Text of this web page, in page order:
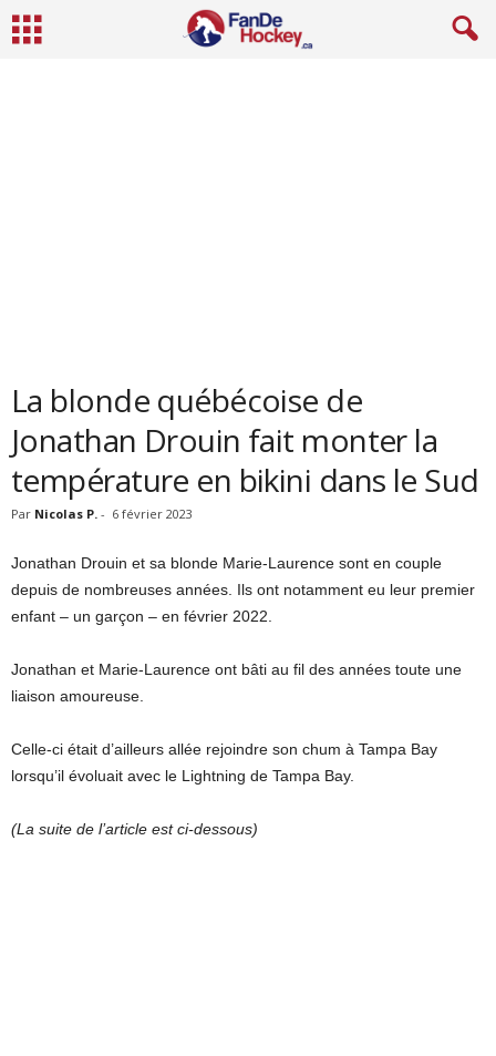
La blonde québécoise de
Jonathan Drouin fait monter la
température en bikini dans le Sud
Par Nicolas P. - 6 février 2023
Jonathan Drouin et sa blonde Marie-Laurence sont en couple
depuis de nombreuses années. Ils ont notamment eu leur premier
enfant – un garçon – en février 2022.
Jonathan et Marie-Laurence ont bâti au fil des années toute une
liaison amoureuse.
Celle-ci était d’ailleurs allée rejoindre son chum à Tampa Bay
lorsqu’il évoluait avec le Lightning de Tampa Bay.
(La suite de l’article est ci-dessous)